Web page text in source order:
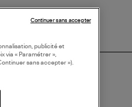
publicité et
via « Paramétrer »,
sans accepter »).
Continuer sans accepter